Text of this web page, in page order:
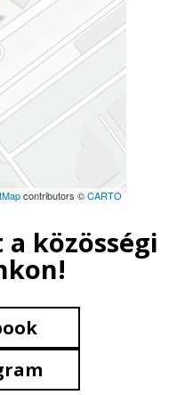
contributors ©CARTO
közösségi